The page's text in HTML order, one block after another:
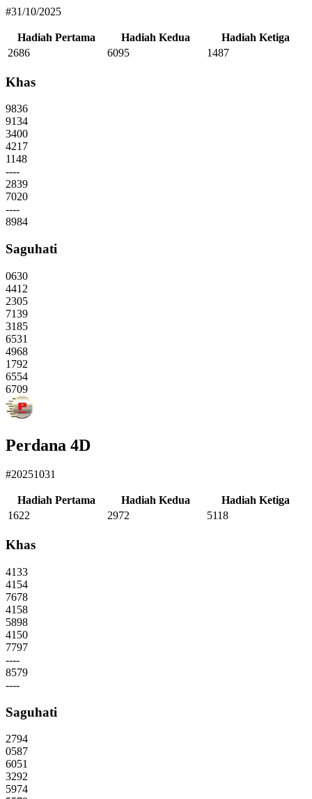
#31/10/2025
Hadiah Pertama Hadiah Kedua
Hadiah Ketiga
2686
6095 1487
Khas
9836
9134
3400
4217
1148
----
2839
7020
----
8984
Saguhati
0630
4412
2305
7139
3185
6531
4968
1792
6554
6709
Perdana 4D
#20251031
Hadiah Pertama Hadiah Kedua
Hadiah Ketiga
1622
2972 5118
Khas
4133
4154
7678
4158
5898
4150
7797
----
8579
----
Saguhati
2794
0587
6051
3292
5974